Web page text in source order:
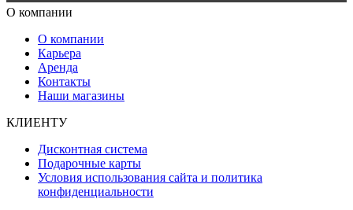
О компании
О компании
Карьера
Аренда
Контакты
Наши магазины
КЛИЕНТУ
Дисконтная система
Подарочные карты
Условия использования сайта и политика
конфиденциальности